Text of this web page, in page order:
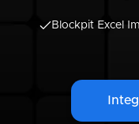
Blockpit Excel